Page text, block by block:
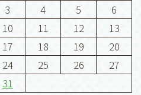
3 4 5
6
10 11 12
13
17 18 19
20
24 25 26
27
31